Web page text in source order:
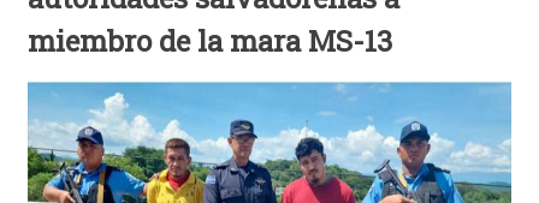
miembro de la mara MS-13